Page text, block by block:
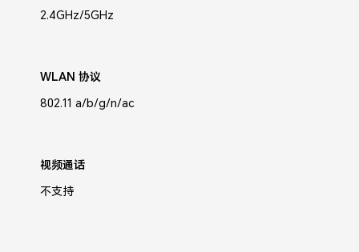
2.4GHz/5GHz
WLAN 协议
802.11 a/b/g/n/ac
视频通话
不支持